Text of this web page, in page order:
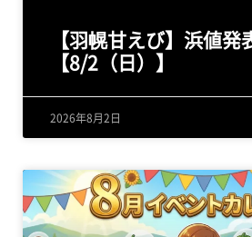
【羽幌甘えび】浜値発
【8/2（日）】
2026年8月2日